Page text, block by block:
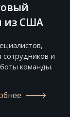
из США
и
команды.